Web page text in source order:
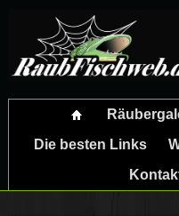
Die besten Links